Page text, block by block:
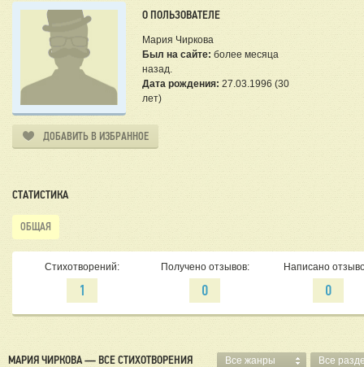
О ПОЛЬЗОВАТЕЛЕ
Мария Чиркова
Был на сайте: более месяца
назад.
Дата рождения: 27.03.1996 (30
лет)
ДОБАВИТЬ В ИЗБРАННОЕ
СТАТИСТИКА
ОБЩАЯ
Стихотворений:
1
Получено отзывов:
0
Написано
0
МАРИЯ ЧИРКОВА — ВСЕ СТИХОТВОРЕНИЯ Все жанры Все